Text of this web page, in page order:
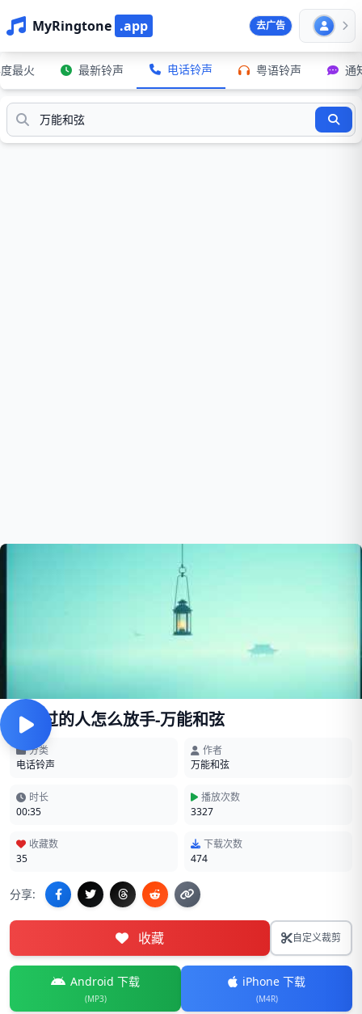
MyRingtone .app 去广告
最火 最新铃声 电话铃声 粤语铃声 通
深爱过的人怎么放手-万能和弦
分类
电话铃声
作者
万能和弦
时长
00:35
播放次数
3327
收藏数
35
下载次数
474
分享:
收藏 自定义裁剪
Android 下载
(MP3)
iPhone 下载
(M4R)